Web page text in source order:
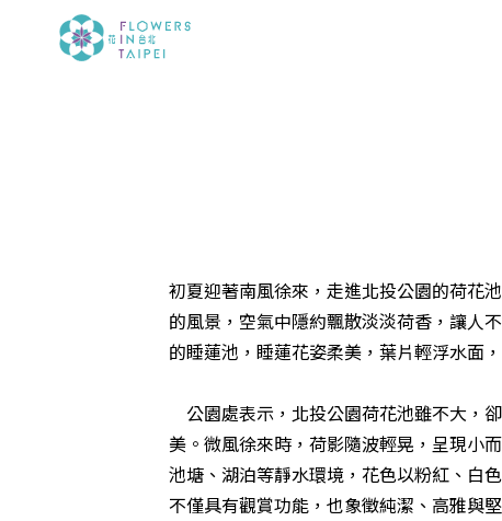
初夏迎著南風徐來，走進北投公園的荷花
的風景，空氣中隱約飄散淡淡荷香，讓人
的睡蓮池，睡蓮花姿柔美，葉片輕浮水面
公園處表示，北投公園荷花池雖不大，
美。微風徐來時，荷影隨波輕晃，呈現小
池塘、湖泊等靜水環境，花色以粉紅、白
不僅具有觀賞功能，也象徵純潔、高雅與